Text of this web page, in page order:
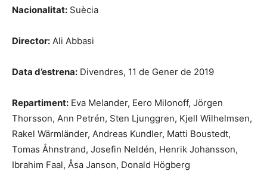
Nacionalitat: Suècia
Director: Ali Abbasi
Data d’estrena: Divendres, 11 de Gener de 2019
Repartiment: Eva Melander, Eero Milonoff, Jörgen
Thorsson, Ann Petrén, Sten Ljunggren, Kjell Wilhelmsen,
Rakel Wärmländer, Andreas Kundler, Matti Boustedt,
Tomas Åhnstrand, Josefin Neldén, Henrik Johansson,
Ibrahim Faal, Åsa Janson, Donald Högberg